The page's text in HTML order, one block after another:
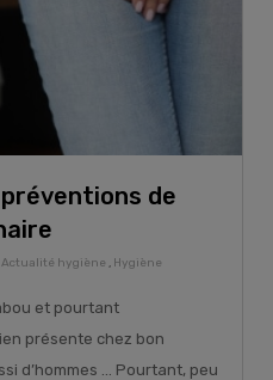
de
Actualité hygiène , Hygiène
et pourtant
présente chez bon
d’hommes … Pourtant, peu